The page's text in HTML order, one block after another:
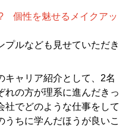
個性を魅せるメイクアッ
プルなども見せていただき
キャリア紹介として、2名
れの方が理系に進んだきっ
社でどのような仕事をして
うちに学んだほうが良いこ